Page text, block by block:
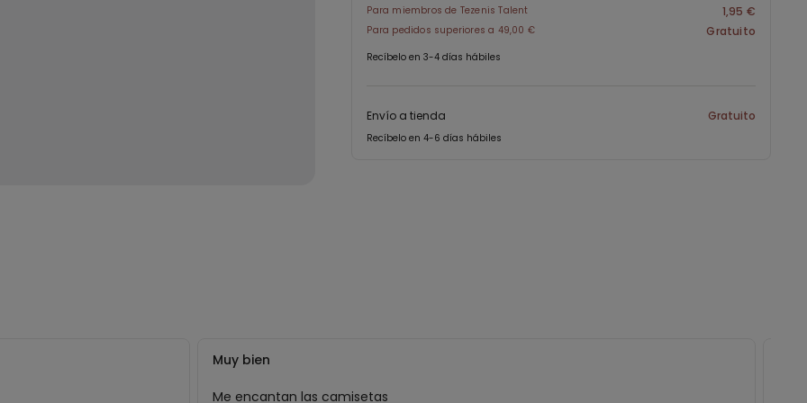
Para miembros de Tezenis Talent 1,95 €
Para pedidos superiores a 49,00 € Gratuito
Recíbelo en 3-4 días hábiles
Envío a tienda Gratuito
Recíbelo en 4-6 días hábiles
Muy bien
Me encantan las camisetas